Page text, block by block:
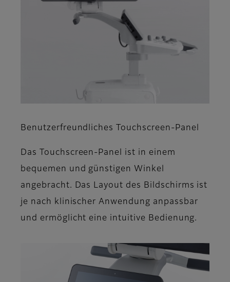
Benutzerfreundliches Touchscreen-Panel
Das Touchscreen-Panel ist in einem
bequemen und günstigen Winkel
angebracht. Das Layout des Bildschirms ist
je nach klinischer Anwendung anpassbar
und ermöglicht eine intuitive Bedienung.